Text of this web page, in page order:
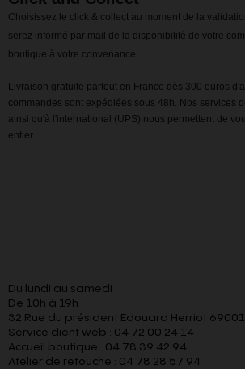
Choisissez le click & collect au moment de la
serez informé par mail de la disponibilité de votre
boutique à votre convenance.
Livraison gratuite partout en France dès 300 euros
commandes sont expédiées sous 48h. Nos services
ainsi qu'à l'international (UPS) nous permettent de
entier.
Du lundi au samedi
De 10h à 19h
32 Rue du président Edouard Herriot 69001
Service client web : 04 72 00 24 14
Accueil boutique : 04 78 39 42 94
Atelier de retouche : 04 78 28 57 94